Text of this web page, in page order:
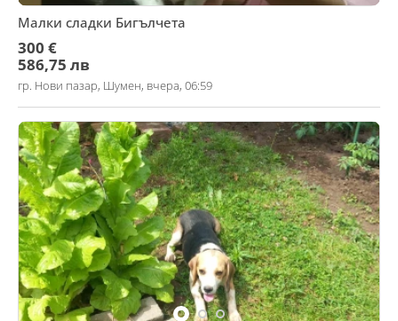
Малки сладки Бигълчета
300 €
586,75 лв
гр. Нови пазар, Шумен, вчера, 06:59